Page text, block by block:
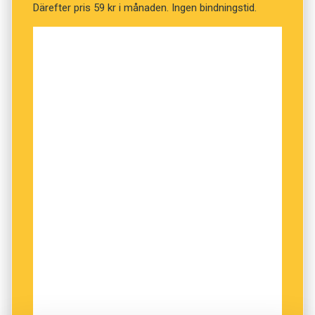
Därefter pris 59 kr i månaden. Ingen bindningstid.